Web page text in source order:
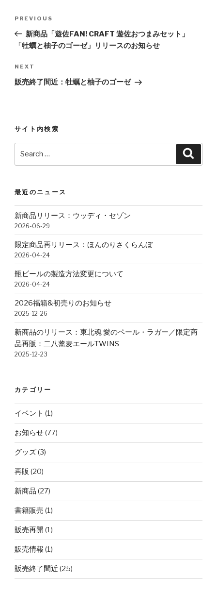
navigation
Previous
Post
PREVIOUS
新商品「遊佐FAN! CRAFT 遊佐おつまみセット」
「牡蠣と柚子のゴーゼ」リリースのお知らせ
Next
Post
NEXT
販売終了間近：牡蠣と柚子のゴーゼ
サイト内検索
最近のニュース
新商品リリース：ウッディ・セゾン
2026-06-29
限定商品再リリース：ほんのりさくらんぼ
2026-04-24
瓶ビールの製造方法変更について
2026-04-24
2026福箱&初売りのお知らせ
2025-12-26
新商品のリリース：東北魂 愛のペール・ラガー／限定商
品再販：二八蕎麦エールTWINS
2025-12-23
カテゴリー
イベント (1)
お知らせ(77)
グッズ(3)
再販 (20)
新商品 (27)
書籍販売 (1)
販売再開 (1)
販売情報 (1)
販売終了間近 (25)